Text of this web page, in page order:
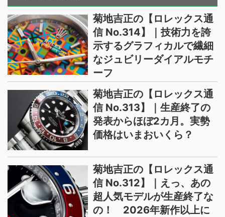
菊地吉正の【ロレックス通
信 No.314】｜技術力を誇
示するグラフィカルで繊細
なジュビリーダイアルモチ
ーフ
菊地吉正の【ロレックス通
信 No.313】｜生産終了の
発表からほぼ2カ月。実勢
価格はいまおいくら？
菊地吉正の【ロレックス通
信 No.312】｜えっ、あの
超人気モデルが生産終了な
の！ 2026年新作以上に